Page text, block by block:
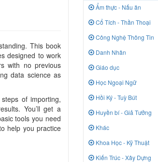
This book
designed to work
with no previous
data science as
of importing,
You’ll get a
tools you need
help you practice
Ẩm thực - Nấu ăn
Cổ Tích - Thần Thoại
Công Nghệ Thông Tin
Danh Nhân
Giáo dục
Học Ngoại Ngữ
Hồi Ký - Tuỳ Bút
Huyền bí - Giả Tưởng
Khác
Khoa Học - Kỹ Thuật
Kiến Trúc - Xây Dựng